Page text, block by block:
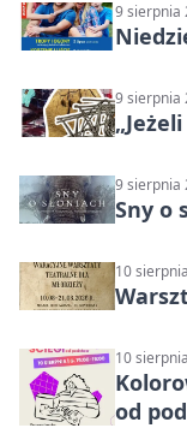
9 sierpnia
9 sierpnia
9 sierpnia
Sny o
10
10
od